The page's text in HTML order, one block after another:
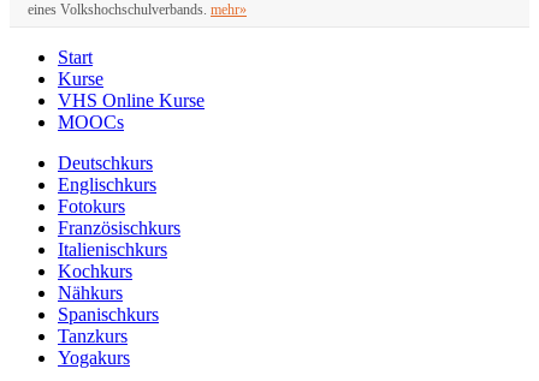
eines Volkshochschulverbands. mehr»
Start
Kurse
VHS Online Kurse
MOOCs
Deutschkurs
Englischkurs
Fotokurs
Französischkurs
Italienischkurs
Kochkurs
Nähkurs
Spanischkurs
Tanzkurs
Yogakurs